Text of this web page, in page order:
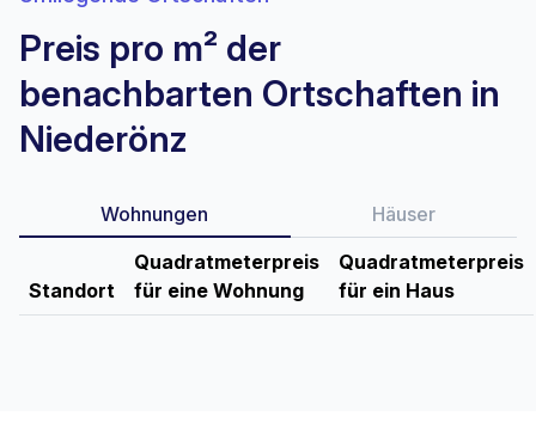
Preis pro m² der
benachbarten Ortschaften in
Niederönz
Wohnungen Häuser
Standort
Quadratmeterpreis
für eine Wohnung
Quadratmeterpreis
für ein Haus